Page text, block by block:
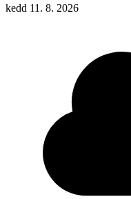
kedd 11. 8. 2026